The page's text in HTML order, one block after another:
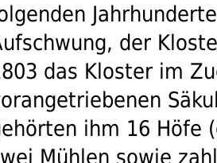
der
das Kloster im
ihm 16 Höfe
Mühlen sowie